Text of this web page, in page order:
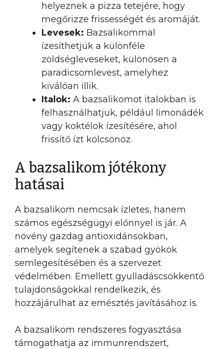
helyeznek a pizza tetejére, hogy
megőrizze frissességét és aromáját.
Levesek: Bazsalikommal
ízesíthetjük a különféle
zöldségleveseket, különösen a
paradicsomlevest, amelyhez
kiválóan illik.
Italok: A bazsalikomot italokban is
felhasználhatjuk, például limonádék
vagy koktélok ízesítésére, ahol
frissítő ízt kölcsönöz.
A bazsalikom jótékony
hatásai
A bazsalikom nemcsak ízletes, hanem
számos egészségügyi előnnyel is jár. A
növény gazdag antioxidánsokban,
amelyek segítenek a szabad gyökök
semlegesítésében és a szervezet
védelmében. Emellett gyulladáscsökkentő
tulajdonságokkal rendelkezik, és
hozzájárulhat az emésztés javításához is.
A bazsalikom rendszeres fogyasztása
támogathatja az immunrendszert,